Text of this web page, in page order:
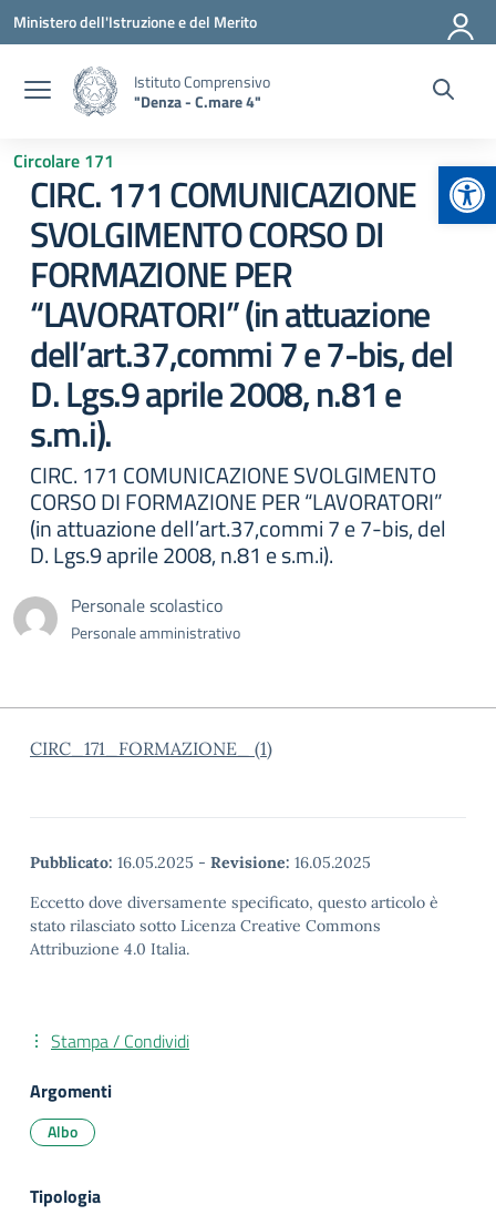
Vai ai contenuti
Vai al menu di navigazione
Vai al footer
Ministero dell'Istruzione e del Merito
Istituto Comprensivo
"Denza - C.mare 4"
Circolare 171
CIRC. 171 COMUNICAZIONE
SVOLGIMENTO CORSO DI
FORMAZIONE PER
“LAVORATORI” (in attuazione
dell’art.37,commi 7 e 7-bis, del
D. Lgs.9 aprile 2008, n.81 e
s.m.i).
CIRC. 171 COMUNICAZIONE SVOLGIMENTO
CORSO DI FORMAZIONE PER “LAVORATORI”
(in attuazione dell’art.37,commi 7 e 7-bis, del
D. Lgs.9 aprile 2008, n.81 e s.m.i).
Personale scolastico
Personale amministrativo
CIRC_171_FORMAZIONE_ (1)
Pubblicato: 16.05.2025 - Revisione: 16.05.2025
Eccetto dove diversamente specificato, questo articolo è
stato rilasciato sotto Licenza Creative Commons
Attribuzione 4.0 Italia.
Stampa / Condividi
Argomenti
Albo
Tipologia